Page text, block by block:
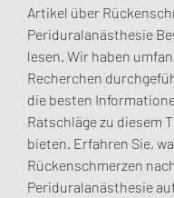
Artikel über
Periduralanästhesie
lesen. Wir haben
Recherchen
die besten
Ratschläge zu diesem
bieten. Erfahren Sie,
Rückenschmerzen
Periduralanästhesie